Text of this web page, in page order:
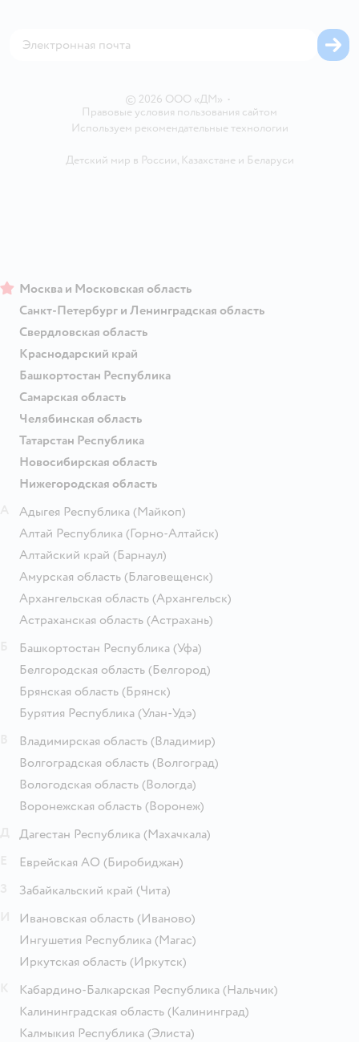
© 2026 ООО «ДМ» •
Правовые условия пользования сайтом
Используем рекомендательные технологии
Детский мир в России, Казахстанеи Беларуси
Москва и Московская область
Санкт-Петербург и Ленинградская область
Свердловская область
Краснодарский край
Башкортостан Республика
Самарская область
Челябинская область
Татарстан Республика
Новосибирская область
Нижегородская область
Адыгея Республика (Майкоп)
Алтай Республика (Горно-Алтайск)
Алтайский край (Барнаул)
Амурская область (Благовещенск)
Архангельская область (Архангельск)
Астраханская область (Астрахань)
Башкортостан Республика (Уфа)
Белгородская область (Белгород)
Брянская область (Брянск)
Бурятия Республика (Улан-Удэ)
Владимирская область (Владимир)
Волгоградская область (Волгоград)
Вологодская область (Вологда)
Воронежская область (Воронеж)
Дагестан Республика (Махачкала)
Еврейская АО (Биробиджан)
Забайкальский край (Чита)
Ивановская область (Иваново)
Ингушетия Республика (Магас)
Иркутская область (Иркутск)
Кабардино-Балкарская Республика (Нальчик)
Калининградская область (Калининград)
Калмыкия Республика (Элиста)